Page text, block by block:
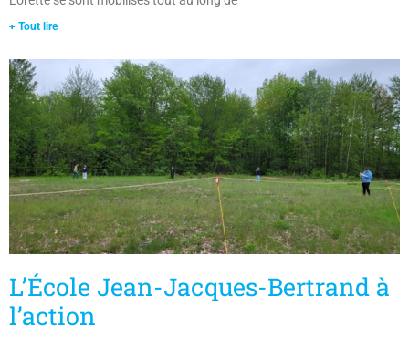
L’École Jean-Jacques-Bertrand à
l’action